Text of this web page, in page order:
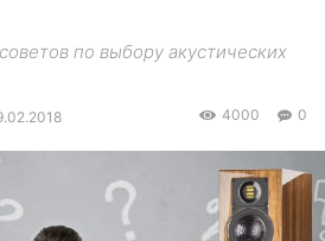
по выбору акустических
0
4000